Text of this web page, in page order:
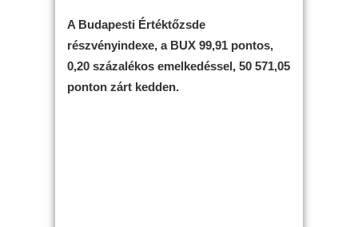
A Budapesti Értéktőzsde
részvényindexe, a BUX 99,91 pontos,
0,20 százalékos emelkedéssel, 50 571,05
ponton zárt kedden.